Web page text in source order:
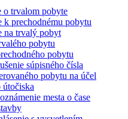
o trvalom pobyte
k prechodnému pobytu
na trvalý pobyt
pobytu
pobytu
súpisného čísla
pobytu na účel
útočiska
mesta o čase